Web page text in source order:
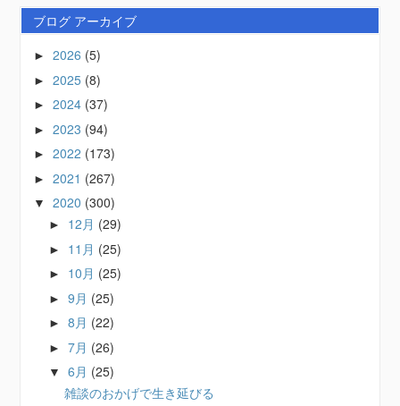
ブログ アーカイブ
►2026 (5)
►2025 (8)
►2024 (37)
►2023 (94)
►2022 (173)
►2021 (267)
▼2020 (300)
► 12月 (29)
► 11月 (25)
► 10月 (25)
►9月 (25)
►8月 (22)
►7月 (26)
▼6月 (25)
雑談のおかげで生き延びる